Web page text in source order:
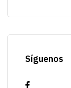
Síguenos